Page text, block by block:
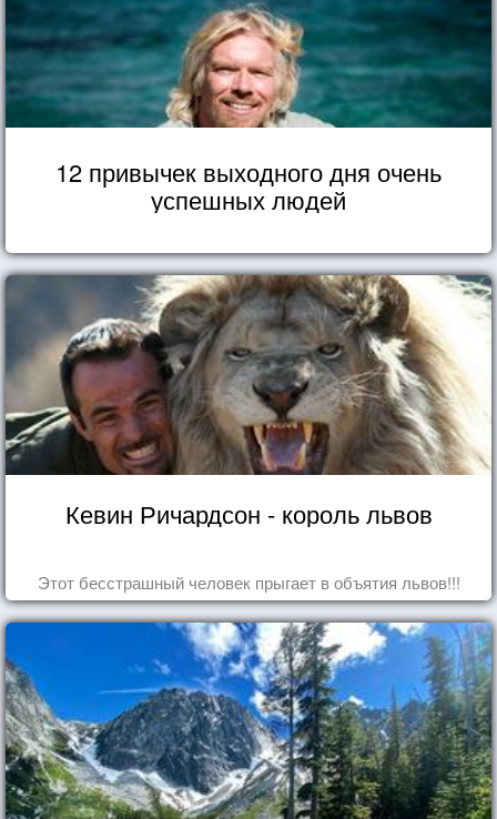
12 привычек выходного дня очень
успешных людей
Кевин Ричардсон - король львов
Этот бесстрашный человек прыгает в объятия львов!!!